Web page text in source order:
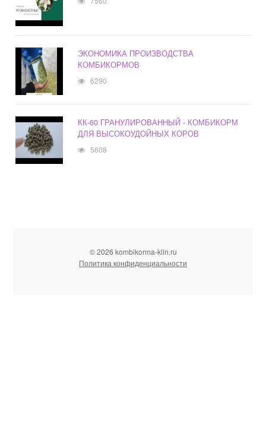
ЭКОНОМИКА ПРОИЗВОДСТВА
КОМБИКОРМОВ
6290
КК-60 ГРАНУЛИРОВАННЫЙ - КОМБИКОРМ
ДЛЯ ВЫСОКОУДОЙНЫХ КОРОВ
5608
© 2026 kombikorma-klin.ru
Политика конфиденциальности